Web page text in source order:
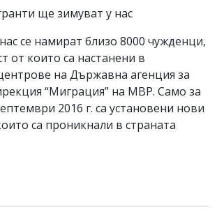
ще зимуват у нас
се намират близо 8000 чужденци,
от които са настанени в
на Държавна агенция за
“Миграция” на МВР. Само за
2016 г. са установени нови
са проникнали в страната